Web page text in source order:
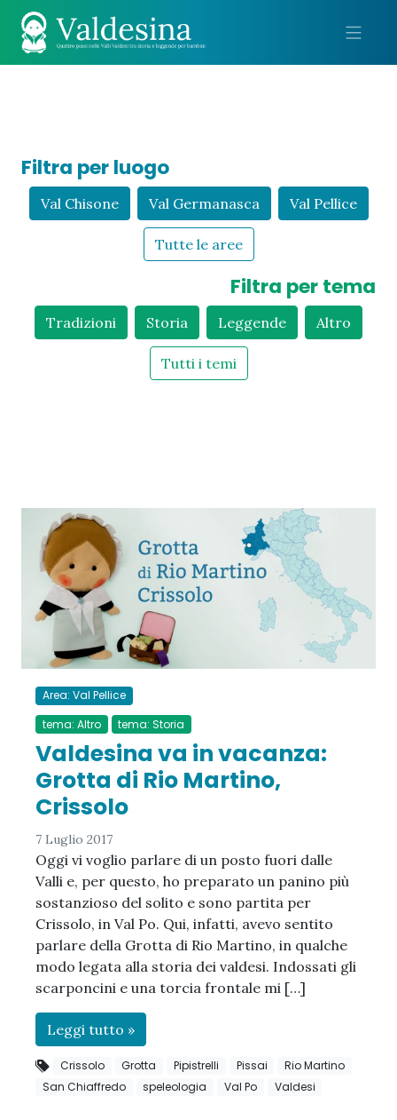
Filtra per luogo
Val Chisone Val Germanasca Val Pellice
Tutte le aree
Filtra per tema
Tradizioni Storia Leggende Altro
Tutti i temi
Area: Val Pellice
tema: Altro
tema: Storia
Valdesina va in vacanza:
Grotta di Rio Martino,
Crissolo
7 Luglio 2017
Oggi vi voglio parlare di un posto fuori dalle
Valli e, per questo, ho preparato un panino più
sostanzioso del solito e sono partita per
Crissolo, in Val Po. Qui, infatti, avevo sentito
parlare della Grotta di Rio Martino, in qualche
modo legata alla storia dei valdesi. Indossati gli
scarponcini e una torcia frontale mi […]
Leggi tutto »
Crissolo Grotta Pipistrelli Pissai
Rio Martino
San Chiaffredo
speleologia Val Po Valdesi